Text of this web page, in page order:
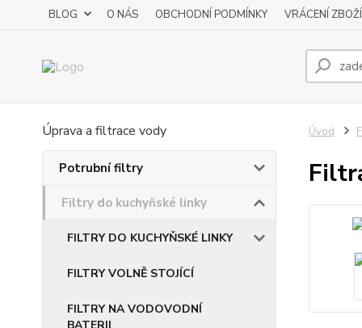
BLOG O NÁS OBCHODNÍ PODMÍNKY VRÁCENÍ ZBOŽÍ
Úprava a filtrace vody
Potrubní filtry
Filtry do kuchyňské linky
FILTRY DO KUCHYŇSKÉ LINKY
FILTRY VOLNĚ STOJÍCÍ
FILTRY NA VODOVODNÍ
Úvod